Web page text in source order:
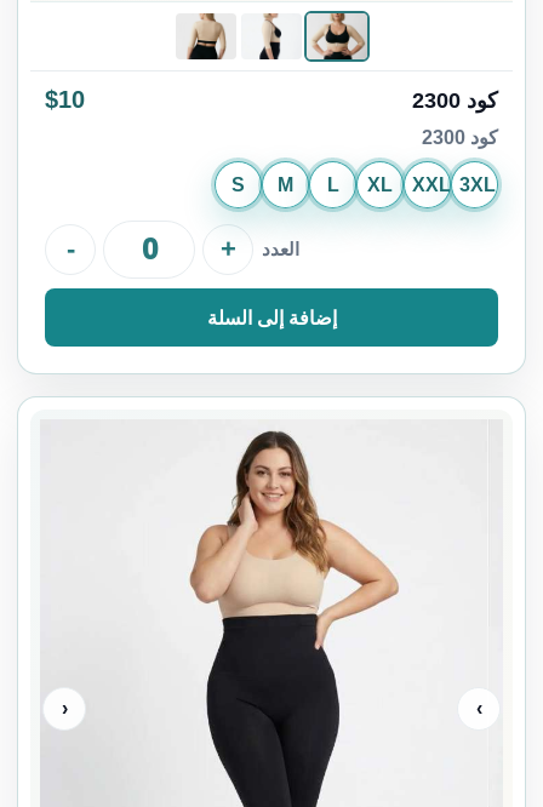
كود 2300 $10
كود 2300
S M L XL XXL 3XL
العدد - +
إضافة إلى السلة
›
‹